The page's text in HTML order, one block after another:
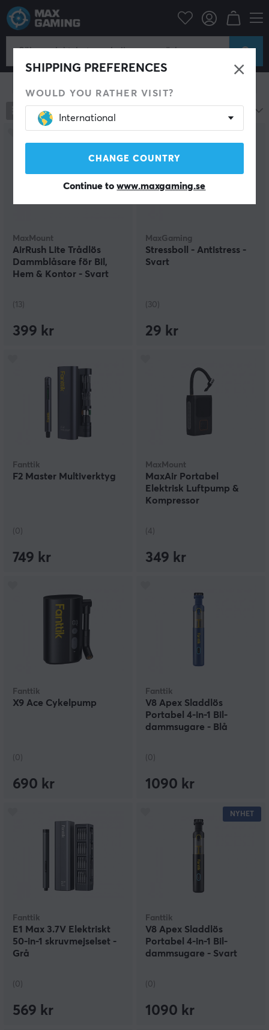
SHIPPING PREFERENCES
WOULD YOU RATHER VISIT?
International
CHANGE COUNTRY
Continue towww.maxgaming.se
Hem & Fritid
Teknik
MaxMount
AirRush Lite Trådlös
Dammblåsare för Bil,
Hem & Kontor - Svart
(13)
399 kr
MaxGaming
Stressboll - Antistress -
Svart
(30)
29 kr
Fanttik
F2 Master Multiverktyg
(0)
749 kr
MaxMount
MaxAir Portabel
Elektrisk Luftpump &
Kompressor
(4)
349 kr
Fanttik
X9 Ace Cykelpump
(0)
690 kr
Fanttik
V8 Apex Sladdlös
Portabel 4-in-1 Bil-
dammsugare - Blå
(0)
1090 kr
Fanttik
E1 Max 3.7V Elektriskt
50-in-1 skruvmejselset -
Grå
(0)
569 kr
NYHET
Fanttik
V8 Apex Sladdlös
Portabel 4-in-1 Bil-
dammsugare - Svart
(0)
1090 kr